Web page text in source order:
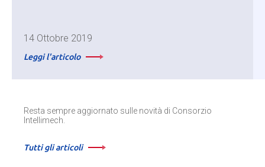
14 Ottobre 2019
Leggi l'articolo
Resta sempre aggiornato sulle novità di Consorzio
Intellimech.
Tutti gli articoli